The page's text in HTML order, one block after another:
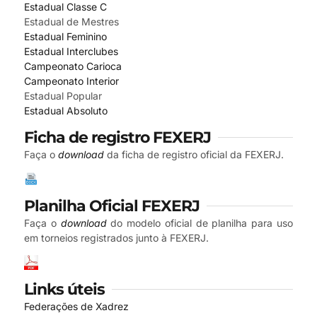
Estadual Classe C
Estadual de Mestres
Estadual Feminino
Estadual Interclubes
Campeonato Carioca
Campeonato Interior
Estadual Popular
Estadual Absoluto
Ficha de registro FEXERJ
Faça o download da ficha de registro oficial da FEXERJ.
Planilha Oficial FEXERJ
Faça o downloaddo modelo oficial de planilha para uso
em torneios registrados junto à FEXERJ.
Links úteis
Federações de Xadrez